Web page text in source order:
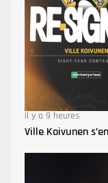
Il y a 9 heures
Ville Koivunen